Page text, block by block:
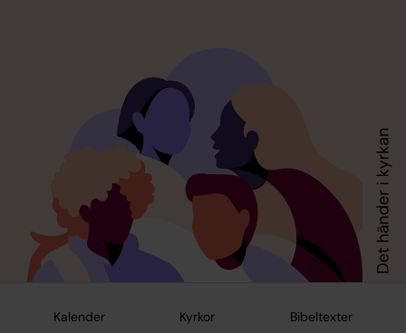
Kalender Kyrkor Bibeltexter